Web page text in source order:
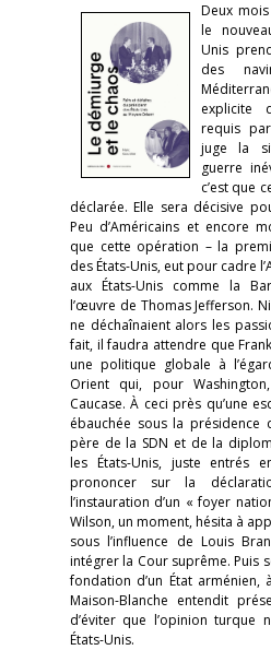
Deux
le
Unis
des
explicite
requis
juge la
guerre
c’est que
déclarée. Elle sera décisive
Peu d’Américains et encore
que cette opération – la
des États-Unis, eut pour cadre
aux États-Unis comme la
l’œuvre de Thomas Jefferson.
ne déchaînaient alors les
fait, il faudra attendre que
une politique globale à
Orient qui, pour
Caucase. À ceci près qu’une
ébauchée sous la présidence
père de la SDN et de la
les États-Unis, juste entrés
prononcer sur la
l’instauration d’un « foyer
Wilson, un moment, hésita à
sous l’influence de Louis
intégrer la Cour suprême. Puis
fondation d’un État
Maison-Blanche entendit
d’éviter que l’opinion turque
États-Unis.